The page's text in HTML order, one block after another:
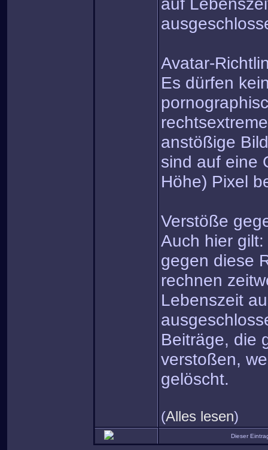
Avatar-
Es dürfen
anstößige
sind auf eine
Höhe) Pixel
Verstöße
Auch hier
gegen diese
rechnen
Lebenszeit
Beiträge, die
verstoßen,
gelöscht.
(Alles lesen)
Dieser